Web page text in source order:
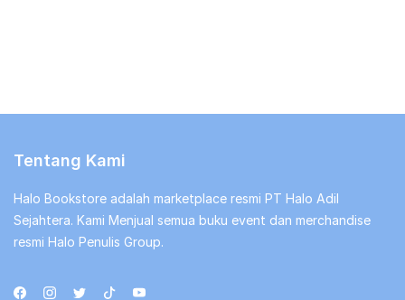
Tentang Kami
Halo Bookstore adalah marketplace resmi PT Halo Adil
Sejahtera. Kami Menjual semua buku event dan merchandise
resmi Halo Penulis Group.